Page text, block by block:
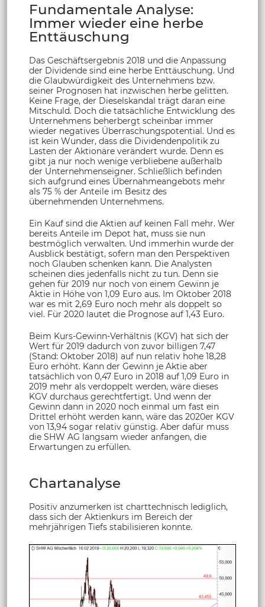
Fundamentale Analyse:
Immer wieder eine herbe
Enttäuschung
Das Geschäftsergebnis 2018 und die Anpassung
der Dividende sind eine herbe Enttäuschung. Und
die Glaubwürdigkeit des Unternehmens bzw.
seiner Prognosen hat inzwischen herbe gelitten.
Keine Frage, der Dieselskandal trägt daran eine
Mitschuld. Doch die tatsächliche Entwicklung des
Unternehmens beherbergt scheinbar immer
wieder negatives Überraschungspotential. Und es
ist kein Wunder, dass die Dividendenpolitik zu
Lasten der Aktionäre verändert wurde. Denn es
gibt ja nur noch wenige verbliebene außerhalb
der Unternehmenseigner. Schließlich befinden
sich aufgrund eines Übernahmeangebots mehr
als 75 % der Anteile im Besitz des
übernehmenden Unternehmens.
Ein Kauf sind die Aktien auf keinen Fall mehr. Wer
bereits Anteile im Depot hat, muss sie nun
bestmöglich verwalten. Und immerhin wurde der
Ausblick bestätigt, sofern man den Perspektiven
noch Glauben schenken kann. Die Analysten
scheinen dies jedenfalls nicht zu tun. Denn sie
gehen für 2019 nur noch von einem Gewinn je
Aktie in Höhe von 1,09 Euro aus. Im Oktober 2018
war es mit 2,69 Euro noch mehr als doppelt so
viel. Für 2020 lautet die Prognose auf 1,43 Euro.
Beim Kurs-Gewinn-Verhältnis (KGV) hat sich der
Wert für 2019 dadurch von zuvor billigen 7,47
(Stand: Oktober 2018) auf nun relativ hohe 18,28
Euro erhöht. Kann der Gewinn je Aktie aber
tatsächlich von 0,47 Euro in 2018 auf 1,09 Euro in
2019 mehr als verdoppelt werden, wäre dieses
KGV durchaus gerechtfertigt. Und wenn der
Gewinn dann in 2020 noch einmal um fast ein
Drittel erhöht werden kann, wäre das 2020er KGV
von 13,94 sogar relativ günstig. Aber dafür muss
die SHW AG langsam wieder anfangen, die
Erwartungen zu erfüllen.
Chartanalyse
Positiv anzumerken ist charttechnisch lediglich,
dass sich der Aktienkurs im Bereich der
mehrjährigen Tiefs stabilisieren konnte.